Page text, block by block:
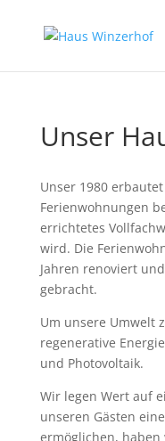
Unser
Unser 1980
Ferienwohnungen
errichtetes
wird. Die
Jahren renoviert
gebracht.
Um unsere Umwelt
regenerative
und Photovoltaik.
Wir legen Wert auf
unseren Gästen
ermöglichen,